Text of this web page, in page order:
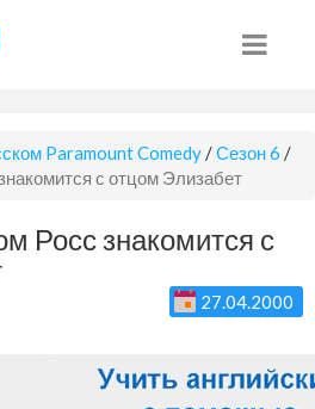
Paramount Comedy /Сезон 6 /
с отцом Элизабет
Росс знакомится с
27.04.2000